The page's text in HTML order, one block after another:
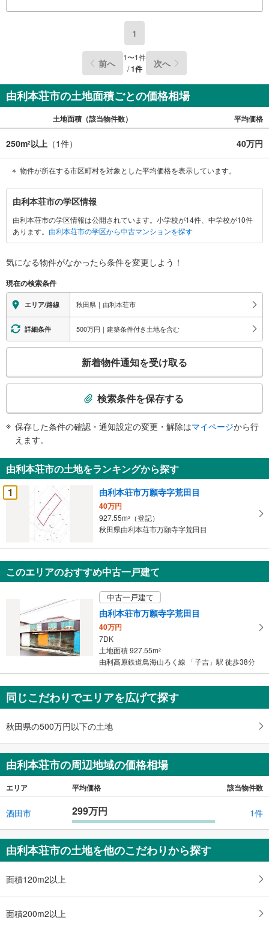
1
前へ 1〜1件
/1件 次へ
由利本荘市の土地面積ごとの価格相場
土地面積（該当物件数） 平均価格
250m2以上 （1件） 40万円
物件が所在する市区町村を対象とした平均価格を表示しています。
由
利
本
荘
に
す
る
情
報
由利本荘市の学区情報
由利本荘市の学区情報は公開されています。小学校が14件、中学校が10件
あります。 由利本荘市の学区から中古マンションを探す
気になる物件がなかったら条件を変更しよう！
現在の検索条件
エリア/路線 秋田県｜由利本荘市
詳細条件 500万円｜建築条件付き土地を含む
検
知
を
受
け
条
を
保
存
す
る
新着物件通知を受け取る
検索条件を保存する
保存した条件の確認・通知設定の変更・解除はマイページから行
えます。
由利本荘市の土地をランキングから探す
1
由利本荘市万願寺字荒田目
40万円
927.55m2
（登記）
秋田県由利本荘市万願寺字荒田目
このエリアのおすすめ中古一戸建て
中古一戸建て
由利本荘市万願寺字荒田目
40万円
7DK
土地面積 927.55m2
由利高原鉄道鳥海山ろく線 「子吉」駅 徒歩38分
同じこだわりでエリアを広げて探す
秋田県の500万円以下の土地
由利本荘市の周辺地域の価格相場
エリア 平均価格 該当物件数
酒田市 299万円 1件
由利本荘市の土地を他のこだわりから探す
面積120m2以上
面積200m2以上